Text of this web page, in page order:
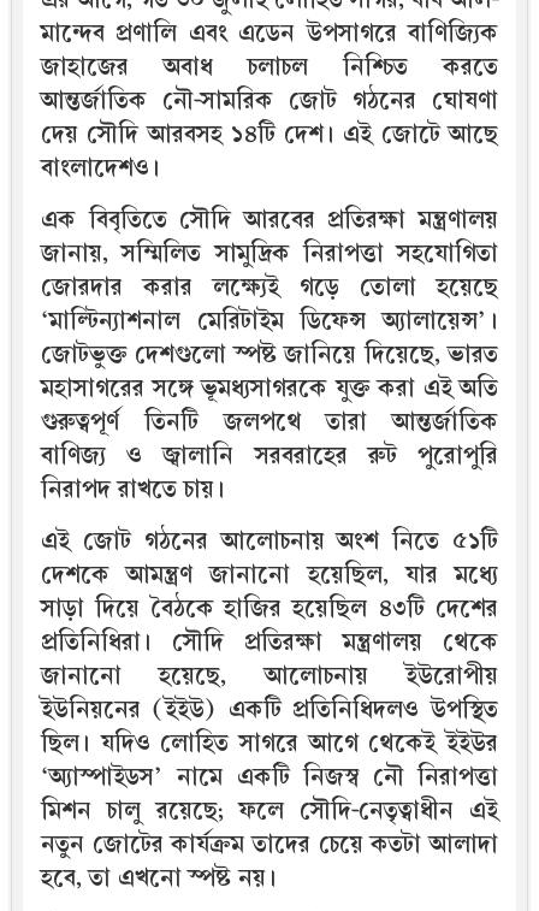
মান্দেব প্রণালি এবং এডেন উপসাগরে বাণিজ্যিক
জাহাজের অবাধ চলাচল নিশ্চিত করতে
আন্তর্জাতিক নৌ-সামরিক জোট গঠনের ঘোষণা
দেয় সৌদি আরবসহ ১৪টি দেশ। এই জোটে আছে
বাংলাদেশও।
এক বিবৃতিতে সৌদি আরবের প্রতিরক্ষা মন্ত্রণালয়
জানায়, সম্মিলিত সামুদ্রিক নিরাপত্তা সহযোগিতা
জোরদার করার লক্ষ্যেই গড়ে তোলা হয়েছে
‘মাল্টিন্যাশনাল মেরিটাইম ডিফেন্স অ্যালায়েন্স’।
জোটভুক্ত দেশগুলো স্পষ্ট জানিয়ে দিয়েছে, ভারত
মহাসাগরের সঙ্গে ভূমধ্যসাগরকে যুক্ত করা এই অতি
গুরুত্বপূর্ণ তিনটি জলপথে তারা আন্তর্জাতিক
বাণিজ্য ও জ্বালানি সরবরাহের রুট পুরোপুরি
নিরাপদ রাখতে চায়।
এই জোট গঠনের আলোচনায় অংশ নিতে ৫১টি
দেশকে আমন্ত্রণ জানানো হয়েছিল, যার মধ্যে
সাড়া দিয়ে বৈঠকে হাজির হয়েছিল ৪৩টি দেশের
প্রতিনিধিরা। সৌদি প্রতিরক্ষা মন্ত্রণালয় থেকে
জানানো হয়েছে, আলোচনায় ইউরোপীয়
ইউনিয়নের (ইইউ) একটি প্রতিনিধিদলও উপস্থিত
ছিল। যদিও লোহিত সাগরে আগে থেকেই ইইউর
‘অ্যাস্পাইডস’ নামে একটি নিজস্ব নৌ নিরাপত্তা
মিশন চালু রয়েছে; ফলে সৌদি-নেতৃত্বাধীন এই
নতুন জোটের কার্যক্রম তাদের চেয়ে কতটা আলাদা
হবে, তা এখনো স্পষ্ট নয়।